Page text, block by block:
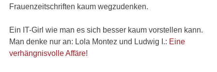
Frauenzeitschriften kaum wegzudenken.
Ein IT-Girl wie man es sich besser kaum vorstellen kann.
Man denke nur an: Lola Montez und Ludwig I.: Eine
verhängnisvolle Affäre!